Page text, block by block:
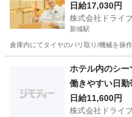
収入
日給17,030円
株式会社ドライ
新城駅
倉庫内にてタイヤのバリ取り/機械を
ホテル内のシ
働きやすい日
日給11,600円
株式会社ドライ